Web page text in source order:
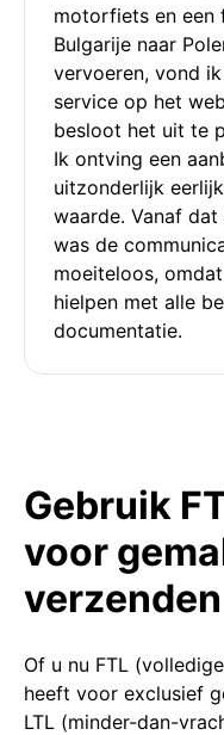
motorfiets en een
Bulgarije naar
vervoeren, vond
service op het
besloot het uit te
Ik ontving een
uitzonderlijk
waarde. Vanaf dat
was de
moeiteloos,
hielpen met alle
documentatie.
Gebruik
voor
verzenden
Of u nu FTL
heeft voor exclusief
LTL (minder-dan-